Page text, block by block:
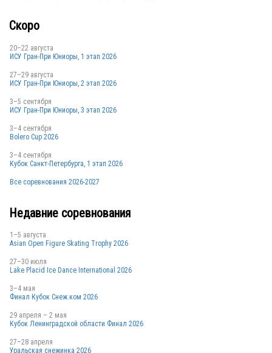
Скоро
20–22 августа
ИСУ Гран-При Юниоры, 1 этап 2026
27–29 августа
ИСУ Гран-При Юниоры, 2 этап 2026
3–5 сентября
ИСУ Гран-При Юниоры, 3 этап 2026
3–4 сентября
Bolero Cup 2026
3–4 сентября
Кубок Санкт-Петербурга, 1 этап 2026
Все соревнования 2026-2027
Недавние соревнования
1–5 августа
Asian Open Figure Skating Trophy 2026
27–30 июля
Lake Placid Ice Dance International 2026
3–4 мая
Финал Кубок Снеж.ком 2026
29 апреля – 2 мая
Кубок Ленинградской области Финал 2026
27–28 апреля
Уральская снежинка 2026